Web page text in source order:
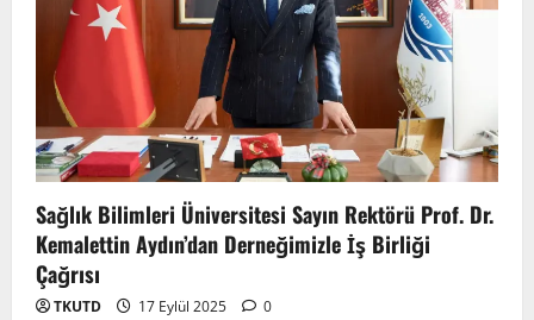
Sağlık Bilimleri Üniversitesi Sayın Rektörü Prof. Dr.
Kemalettin Aydın’dan Derneğimizle İş Birliği
Çağrısı
TKUTD 17 Eylül 2025 0
3
TÜRKTIP2026 DUYURU – Refakatçi Ön
Talep Süreci Başladı
22 Nisan 2026 0
4
TÜRKTIPÖzbekistan ile Buhara’daydık…
13 Nisan 2026